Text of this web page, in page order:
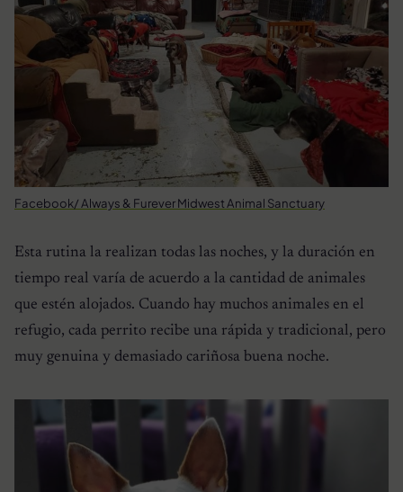
Facebook/ Always & Furever Midwest Animal Sanctuary
Esta rutina la realizan todas las noches, y la duración en
tiempo real varía de acuerdo a la cantidad de animales
que estén alojados. Cuando hay muchos animales en el
refugio, cada perrito recibe una rápida y tradicional, pero
muy genuina y demasiado cariñosa buena noche.